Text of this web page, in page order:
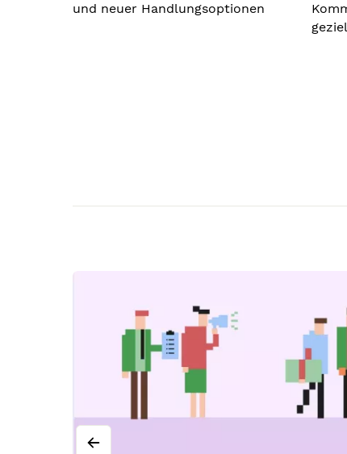
und neuer Handlungsoptionen